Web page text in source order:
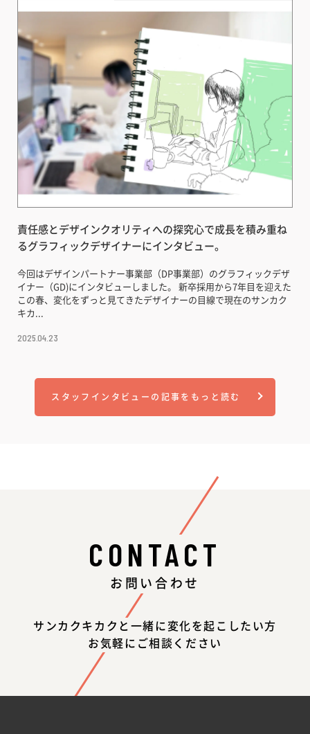
責任感とデザインクオリティへの探究心で成長を積み重ね
るグラフィックデザイナーにインタビュー。
今回はデザインパートナー事業部（DP事業部）のグラフィックデザ
イナー（GD)にインタビューしました。 新卒採用から7年目を迎えた
この春、変化をずっと見てきたデザイナーの目線で現在のサンカク
キカ...
2025.04.23
スタッフインタビューの記事をもっと読む
CONTACT
お問い合わせ
サンカクキカクと一緒に変化を起こしたい方
お気軽にご相談ください